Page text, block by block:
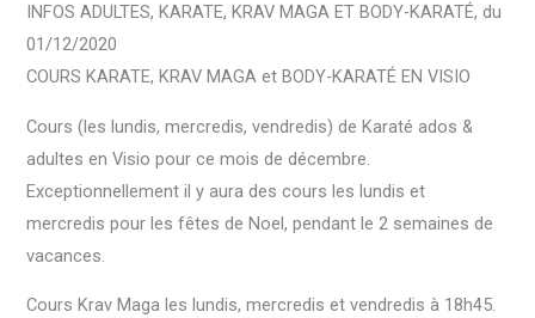
INFOS ADULTES, KARATE, KRAV MAGA ET BODY-KARATÉ, du
01/12/2020
COURS KARATE, KRAV MAGA et BODY-KARATÉ EN VISIO
Cours (les lundis, mercredis, vendredis) de Karaté ados &
adultes en Visio pour ce mois de décembre.
Exceptionnellement il y aura des cours les lundis et
mercredis pour les fêtes de Noel, pendant le 2 semaines de
vacances.
Cours Krav Maga les lundis, mercredis et vendredis à 18h45.